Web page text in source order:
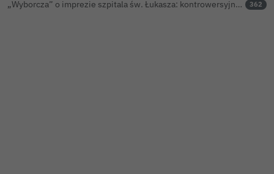
„Wyborcza” o imprezie szpitala św. Łukasza: kontrowersyjna gala dla pracowników 362